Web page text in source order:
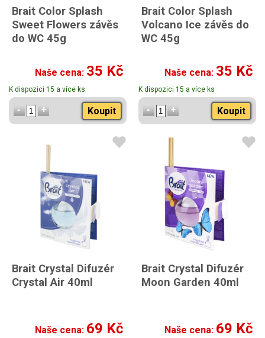
Brait Color Splash
Sweet Flowers závěs
do WC 45g
Naše cena: 35 Kč
K dispozici 15 a více ks
Koupit
Brait Color Splash
Volcano Ice závěs do
WC 45g
Naše cena: 35 Kč
K dispozici 15 a více ks
Koupit
Brait Crystal Difuzér
Crystal Air 40ml
Naše cena: 69 Kč
Brait Crystal Difuzér
Moon Garden 40ml
Naše cena: 69 Kč